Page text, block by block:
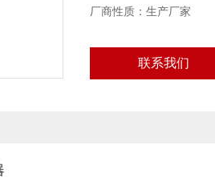
厂商性质：生产厂家
联系我们